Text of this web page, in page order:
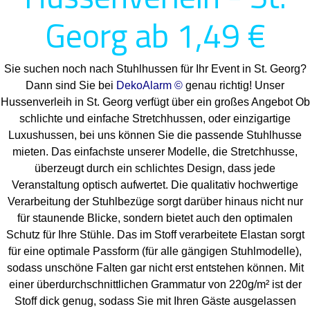
Georg ab 1,49 €
Sie suchen noch nach Stuhlhussen für Ihr Event in St. Georg?
Dann sind Sie bei DekoAlarm © genau richtig! Unser
Hussenverleih in St. Georg verfügt über ein großes Angebot Ob
schlichte und einfache Stretchhussen, oder einzigartige
Luxushussen, bei uns können Sie die passende Stuhlhusse
mieten. Das einfachste unserer Modelle, die Stretchhusse,
überzeugt durch ein schlichtes Design, dass jede
Veranstaltung optisch aufwertet. Die qualitativ hochwertige
Verarbeitung der Stuhlbezüge sorgt darüber hinaus nicht nur
für staunende Blicke, sondern bietet auch den optimalen
Schutz für Ihre Stühle. Das im Stoff verarbeitete Elastan sorgt
für eine optimale Passform (für alle gängigen Stuhlmodelle),
sodass unschöne Falten gar nicht erst entstehen können. Mit
einer überdurchschnittlichen Grammatur von 220g/m² ist der
Stoff dick genug, sodass Sie mit Ihren Gäste ausgelassen